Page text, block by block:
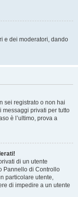
e dei moderatori, dando
sei registrato o non hai
messaggi privati per tutto
è l’ultimo, prova a
​​di un utente
Pannello di Controllo
particolare utente,
di impedire a un utente